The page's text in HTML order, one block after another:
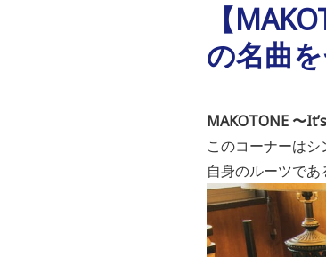
【
の名曲
MAKOTONE 〜
このコーナーは
自身のルーツであ